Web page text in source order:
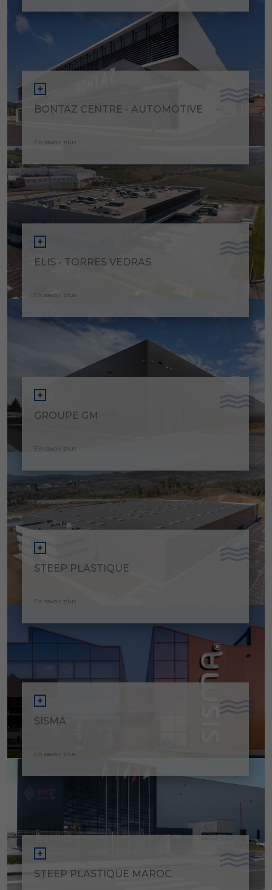
BONTAZ CENTRE - AUTOMOTIVE
En savoir plus
ELIS - TORRES VEDRAS
En savoir plus
GROUPE GM
En savoir plus
STEEP PLASTIQUE
En savoir plus
SISMA
En savoir plus
STEEP PLASTIQUE MAROC